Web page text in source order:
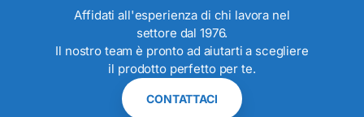
Affidati all'esperienza di chi lavora nel
settore dal 1976.
Il nostro team è pronto ad aiutarti a scegliere
il prodotto perfetto per te.
CONTATTACI